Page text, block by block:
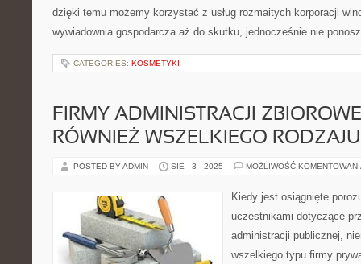
dzięki temu możemy korzystać z usług rozmaitych korporacji
wywiadownia gospodarcza aż do skutku, jednocześnie nie
CATEGORIES: KOSMETYKI
FIRMY ADMINISTRACJI
RÓWNIEŻ WSZELKIEGO RODZAJU
POSTED BY ADMIN SIE - 3 - 2025 MOŻLIWOŚĆ
Kiedy jest osiągnięte
uczestnikami dotyczące
administracji publicznej,
wszelkiego typu firmy